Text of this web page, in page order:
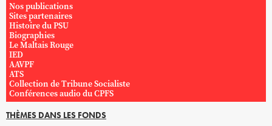
Nos publications
Sites partenaires
Histoire du PSU
Biographies
Le Maltais Rouge
IED
AAVPF
ATS
Collection de Tribune Socialiste
Conférences audio du CPFS
THÈMES DANS LES FONDS